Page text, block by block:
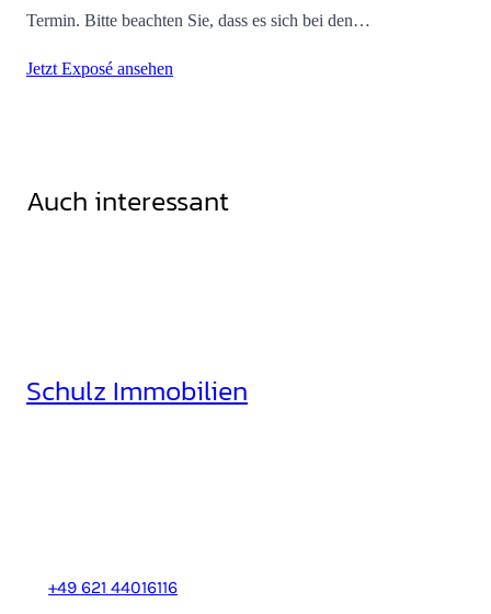
Termin. Bitte beachten Sie, dass es sich bei den…
Jetzt Exposé ansehen
Auch interessant
Schulz Immobilien
+49 621 44016116